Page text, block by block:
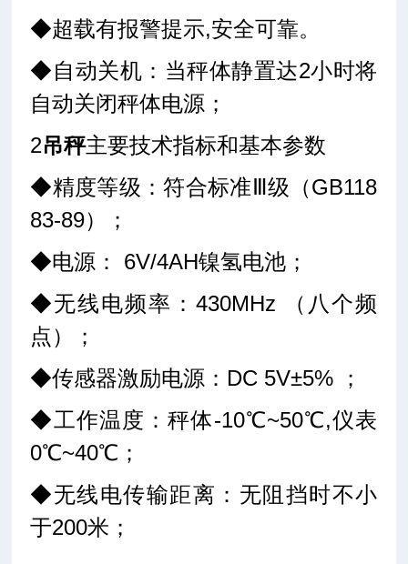
◆超载有报警提示,安全可靠。
◆自动关机：当秤体静置达2小时将
自动关闭秤体电源；
2吊秤主要技术指标和基本参数
◆精度等级：符合标准Ⅲ级（GB118
83-89）；
◆电源： 6V/4AH镍氢电池；
◆无线电频率：430MHz （八个频
点）；
◆传感器激励电源：DC 5V±5% ；
◆工作温度：秤体-10℃~50℃,仪表
0℃~40℃；
◆无线电传输距离：无阻挡时不小
于200米；